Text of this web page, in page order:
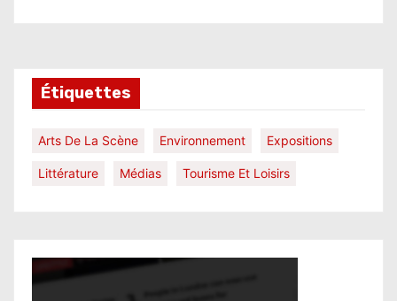
Étiquettes
Arts De La Scène Environnement Expositions
Littérature Médias Tourisme Et Loisirs